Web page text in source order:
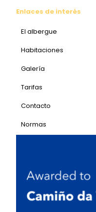
Enlaces de interés
El albergue
Habitaciones
Galería
Tarifas
Contacto
Normas